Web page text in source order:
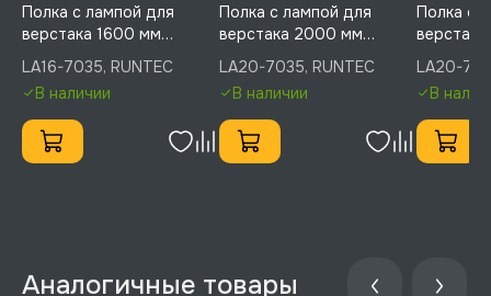
Полка с лампой для
верстака 1600 мм
(светло-серый), RUNTEC,
LA16-7035
LA16-7035, RUNTEC
В наличии
Полка с лампой для
верстака 2000 мм
(светло-серый), RUNTEC,
LA20-7035
LA20-7035, RUNTEC
В наличии
Полка с
LA20-
В